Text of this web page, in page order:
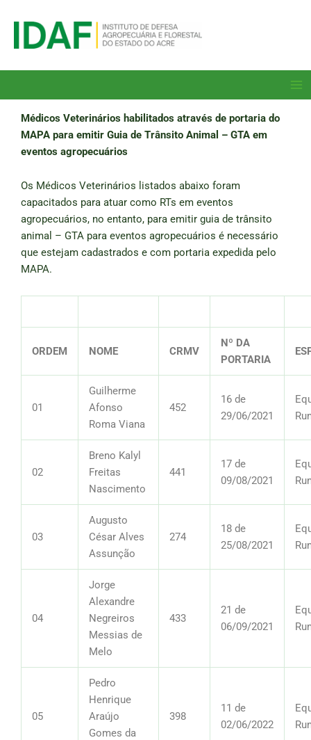
para
Médicos Veterinários habilitados através de portaria do
MAPA para emitir Guia de Trânsito Animal – GTA em
eventos agropecuários
Os Médicos Veterinários listados abaixo foram
capacitados para atuar como RTs em eventos
agropecuários, no entanto, para emitir guia de trânsito
animal – GTA para eventos agropecuários é necessário
que estejam cadastrados e com portaria expedida pelo
MAPA.
ORDEM NOME CRMV
Nº DA
PORTARIA
01
Guilherme
Afonso
Roma Viana
452
16 de
29/06/2021
02
Breno Kalyl
Freitas
Nascimento
441
17 de
09/08/2021
03
Augusto
César Alves
Assunção
274
18 de
25/08/2021
04
Jorge
Alexandre
Negreiros
Messias de
Melo
433
21 de
06/09/2021
05
Pedro
Henrique
Araújo
Gomes da
398
11 de
02/06/2022